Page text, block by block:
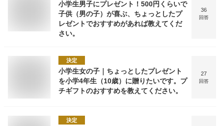
小学生男子にプレゼント！500円くらいで
子供（男の子）が喜ぶ、ちょっとしたプ
レゼントでおすすめがあれば教えてくだ
さい。
36
回答
決定
小学生女の子｜ちょっとしたプレゼント
を小学4年生（10歳）に贈りたいです。プ
チギフトのおすすめを教えてください。
27
回答
決定